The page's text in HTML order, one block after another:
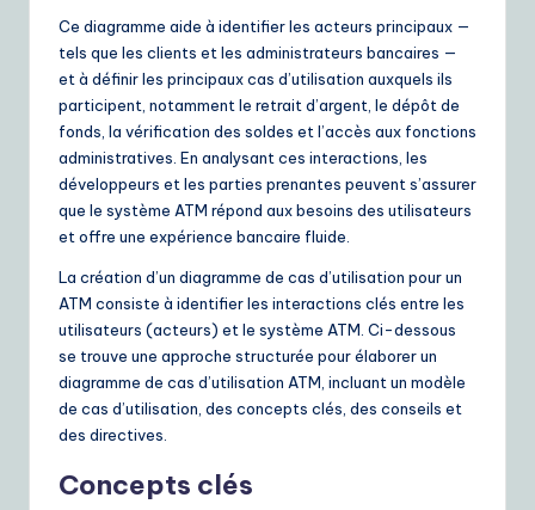
ui
o
A
&
S
o
ft
Ce diagramme aide à identifier les acteurs principaux —
tels que les clients et les administrateurs bancaires —
et à définir les principaux cas d’utilisation auxquels ils
participent, notamment le retrait d’argent, le dépôt de
fonds, la vérification des soldes et l’accès aux fonctions
administratives. En analysant ces interactions, les
développeurs et les parties prenantes peuvent s’assurer
que le système ATM répond aux besoins des utilisateurs
et offre une expérience bancaire fluide.
La création d’un diagramme de cas d’utilisation pour un
ATM consiste à identifier les interactions clés entre les
utilisateurs (acteurs) et le système ATM. Ci-dessous
se trouve une approche structurée pour élaborer un
diagramme de cas d’utilisation ATM, incluant un modèle
de cas d’utilisation, des concepts clés, des conseils et
des directives.
Concepts clés